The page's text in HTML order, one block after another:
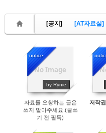
[공지] [AT자료실]
No Image
notice
by Rynie
20822
자료를 요청하는 글은
쓰지 말아주세요.(글쓰
기 전 필독)
저작